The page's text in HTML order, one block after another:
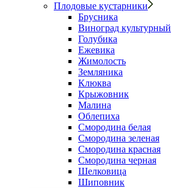
Плодовые кустарники
Брусника
Виноград культурный
Голубика
Ежевика
Жимолость
Земляника
Клюква
Крыжовник
Малина
Облепиха
Смородина белая
Смородина зеленая
Смородина красная
Смородина черная
Шелковица
Шиповник